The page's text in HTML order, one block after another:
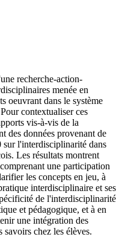
recherche-action-
menée en
oeuvrant dans le système
contextualiser ces
vis-à-vis de la
des données provenant de
sur l'interdisciplinarité dans
Les résultats montrent
une participation
les concepts en jeu, à
interdisciplinaire et ses
de l'interdisciplinarité
et pédagogique, et à en
une intégration des
savoirs chez les élèves.